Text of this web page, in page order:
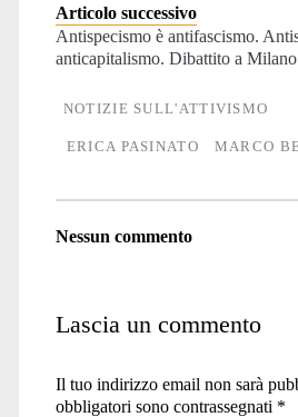
Articolo successivo
Antispecismo è antifascismo.
anticapitalismo. Dibattito a Milano
NOTIZIE SULL'ATTIVISMO
ERICA PASINATO MARCO
Nessun commento
Lascia un commento
Il tuo indirizzo email non sarà
obbligatori sono contrassegnati *